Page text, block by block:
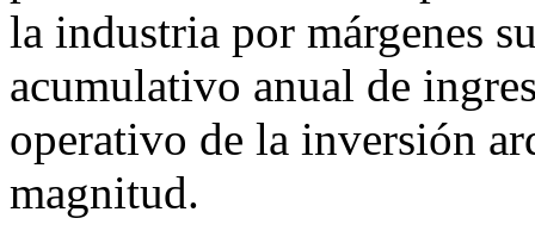
la industria por márgenes
acumulativo anual de
operativo de la inversión
magnitud.